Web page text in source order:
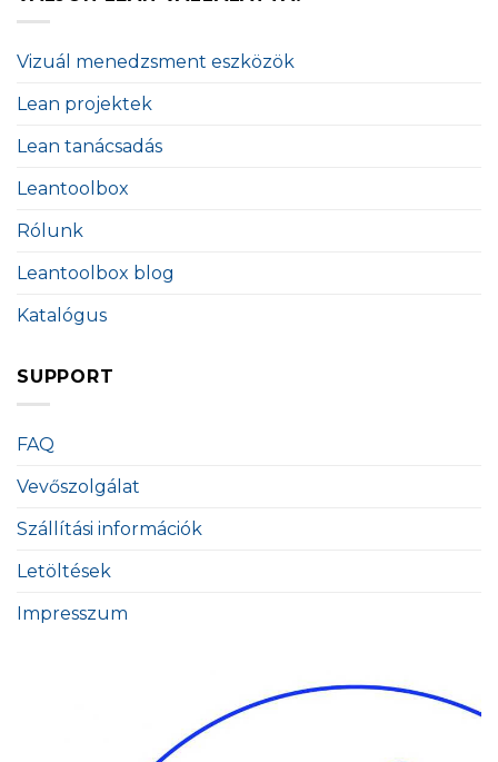
Vizuál menedzsment eszközök
Lean projektek
Lean tanácsadás
Leantoolbox
Rólunk
Leantoolbox blog
Katalógus
SUPPORT
FAQ
Vevőszolgálat
Szállítási információk
Letöltések
Impresszum